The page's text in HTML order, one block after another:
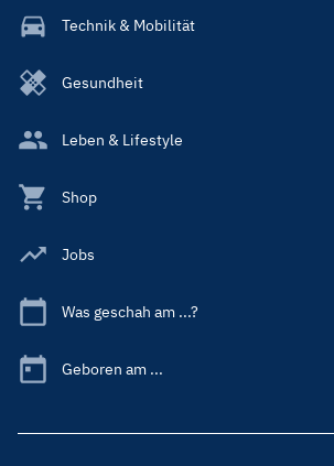
Technik & Mobilität
Gesundheit
Leben & Lifestyle
Shop
Jobs
Was geschah am ...?
Geboren am ...